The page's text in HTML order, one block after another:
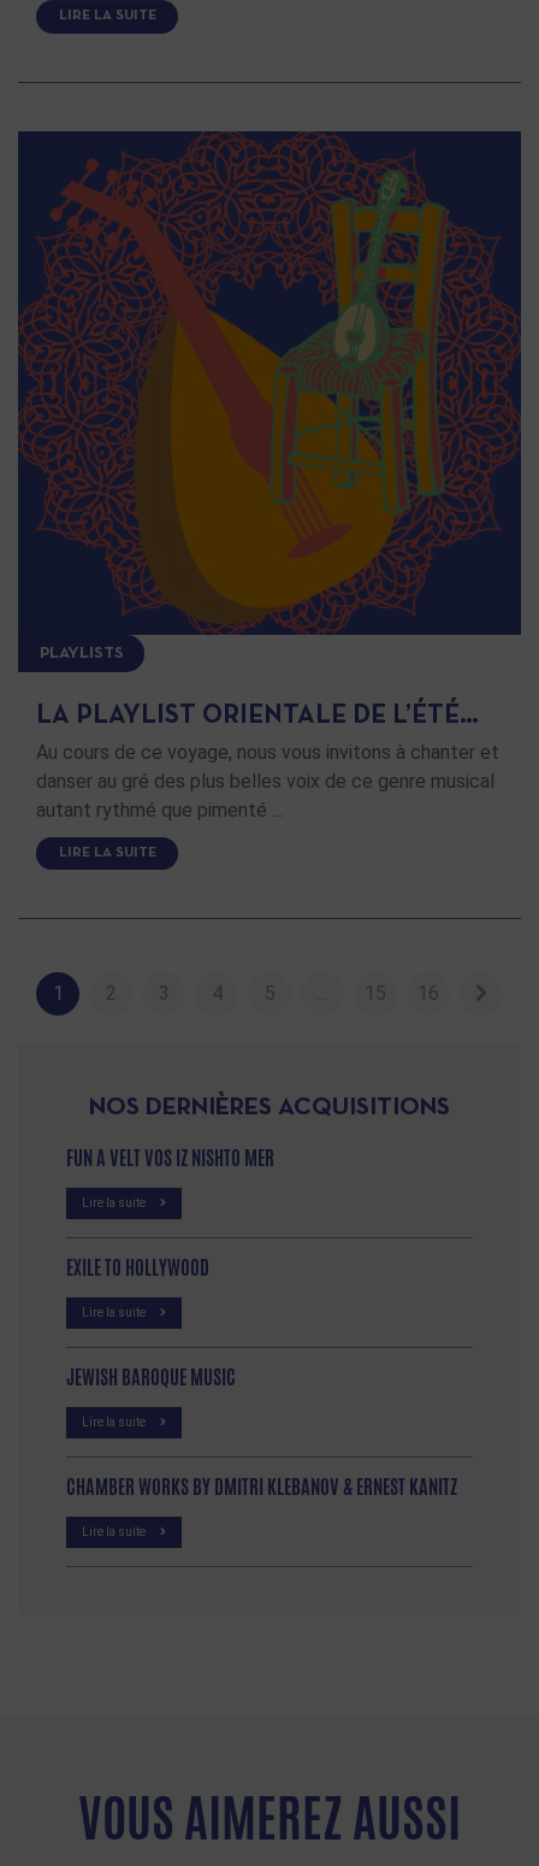
LIRE LA SUITE
PLAYLISTS
LA PLAYLIST ORIENTALE DE L’ÉTÉ…
Au cours de ce voyage, nous vous invitons à chanter et
danser au gré des plus belles voix de ce genre musical
autant rythmé que pimenté …
LIRE LA SUITE
1 2 3 4 5 … 15 16
NOS DERNIÈRES ACQUISITIONS
FUN A VELT VOS IZ NISHTO MER
Lire la suite
EXILE TO HOLLYWOOD
Lire la suite
JEWISH BAROQUE MUSIC
Lire la suite
CHAMBER WORKS BY DMITRI KLEBANOV & ERNEST KANITZ
Lire la suite
VOUS AIMEREZ AUSSI